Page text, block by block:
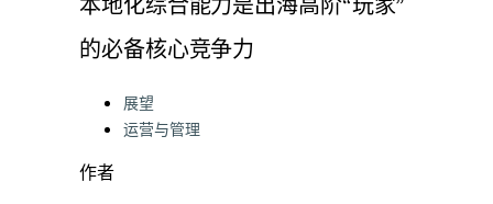
本地化综合能力是出海高阶“玩家”
的必备核心竞争力
Categories:
展望
运营与管理
作者